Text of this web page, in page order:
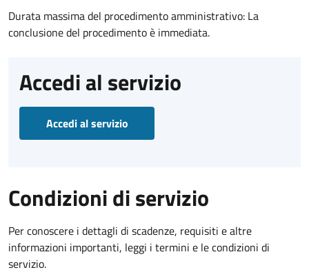
Durata massima del procedimento amministrativo: La
conclusione del procedimento è immediata.
Accedi al servizio
Accedi al servizio
Condizioni di servizio
Per conoscere i dettagli di scadenze, requisiti e altre
informazioni importanti, leggi i termini e le condizioni di
servizio.